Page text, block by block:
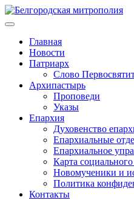
Главная
Новости
Патриарх
Слово
Архипастырь
Проповеди
Указы
Епархия
Духовенство
Епархиальные
Епархиальное
Карта
Новомученики и
Политика
Контакты